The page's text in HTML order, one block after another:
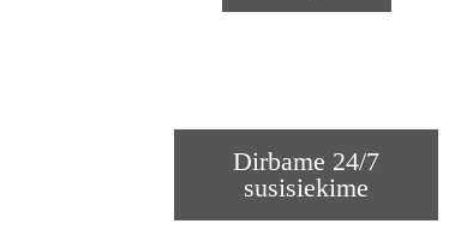
Dirbame 24/7
susisiekime